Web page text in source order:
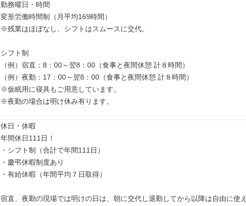
勤務曜日・時間
変形労働時間制（月平均169時間）
※残業はほぼなし、シフトはスムースに交代。
シフト制
（例）宿直：8：00～翌8：00（食事と夜間休憩 計８時間）
（例）夜勤：17：00～翌8：00（食事と夜間休憩 計８時間）
※仮眠用に寝具もご用意しています。
※夜勤の場合は明け休み有ります。
休日・休暇
年間休日111日！
・シフト制（合計で年間111日）
・慶弔休暇制度あり
・有給休暇（年間平均７日取得）
宿直、夜勤の現場では明けの日は、朝に交代し退勤してから以降は自由に使え